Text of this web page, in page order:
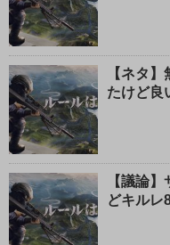
【ネタ
たけど良
【議論
どキルレ